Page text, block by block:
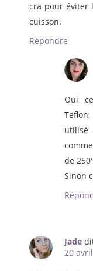
cra pour éviter
cuisson.
Répondre
Oui
utilisé
de
Sinon
Jade
20